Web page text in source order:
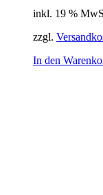
inkl. 19 %
zzgl.
In den